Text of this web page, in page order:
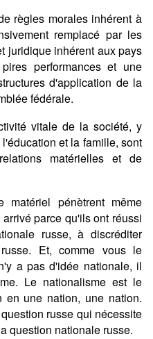
règles morales inhérent à
remplacé par les
juridique inhérent aux pays
performances et une
d'application de la
fédérale.
vitale de la société, y
et la famille, sont
matérielles et de
matériel pénètrent même
parce qu'ils ont réussi
russe, à discréditer
Et, comme vous le
a pas d'idée nationale, il
Le nationalisme est le
en une nation, une nation.
russe qui nécessite
question nationale russe.